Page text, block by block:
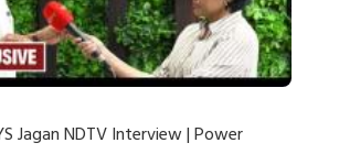
Jagan NDTV Interview | Power